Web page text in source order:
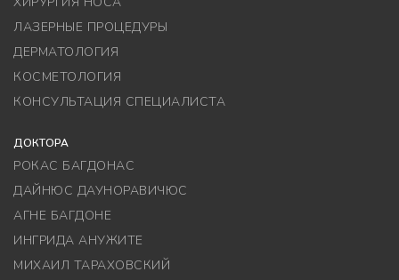
ЛАЗЕРНЫЕ ПРОЦЕДУРЫ
ДЕРМАТОЛОГИЯ
КОСМЕТОЛОГИЯ
КОНСУЛЬТАЦИЯ СПЕЦИАЛИСТА
ДОКТОРА
РОКАС БАГДОНАС
ДАЙНЮС ДАУНОРАВИЧЮС
АГНЕ БАГДОНЕ
ИНГРИДА АНУЖИТЕ
МИХАИЛ ТАРАХОВСКИЙ